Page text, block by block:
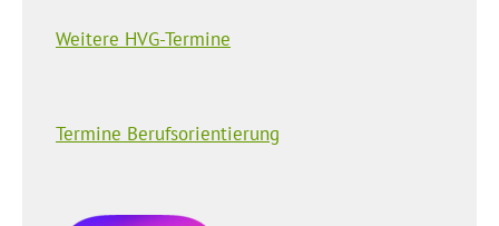
Weitere HVG-Termine
Termine Berufsorientierung